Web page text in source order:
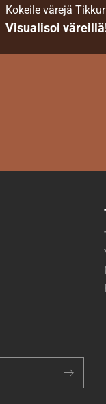
Kokeile värejä
Visualisoi